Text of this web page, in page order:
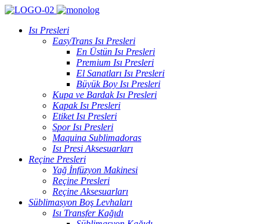
Isı Presleri
EasyTrans Isı Presleri
En Üstün Isı Presleri
Premium Isı Presleri
El Sanatları Isı Presleri
Büyük Boy Isı Presleri
Kupa ve Bardak Isı Presleri
Kapak Isı Presleri
Etiket Isı Presleri
Spor Isı Presleri
Maquina Sublimadoras
Isı Presi Aksesuarları
Reçine Presleri
Yağ İnfüzyon Makinesi
Reçine Presleri
Reçine Aksesuarları
Süblimasyon Boş Levhaları
Isı Transfer Kağıdı